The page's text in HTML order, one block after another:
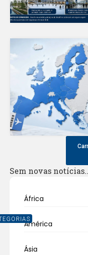
África
América
Ásia
Sem novas